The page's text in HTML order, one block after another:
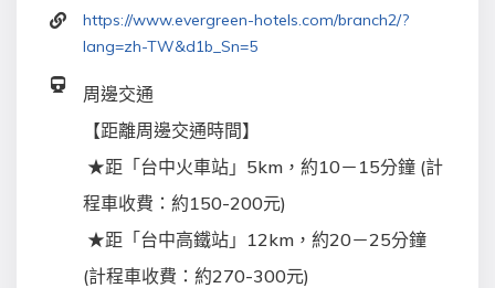
https://www.evergreen-hotels.com/branch2/?
lang=zh-TW&d1b_Sn=5
周邊交通
【距離周邊交通時間】
★距「台中火車站」5km，約10－15分鐘 (計
程車收費：約150-200元)
★距「台中高鐵站」12km ，約20－25分鐘
(計程車收費：約270-300元)